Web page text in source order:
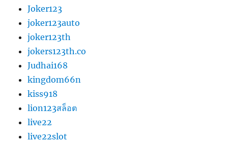
Joker123
joker123auto
joker123th
jokers123th.co
Judhai168
kingdom66n
kiss918
lion123สล็อต
live22
live22slot